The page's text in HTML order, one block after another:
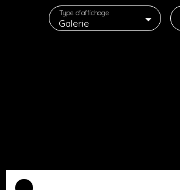
Galerie
Type d'affichage